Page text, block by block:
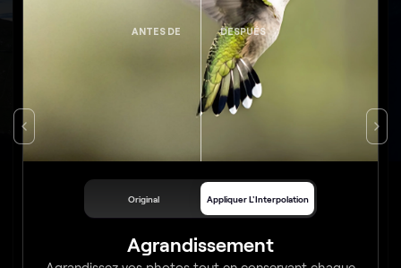
Agrandissement
Original Appliquer L'Interpolation
ANTES DE DESPUÉS